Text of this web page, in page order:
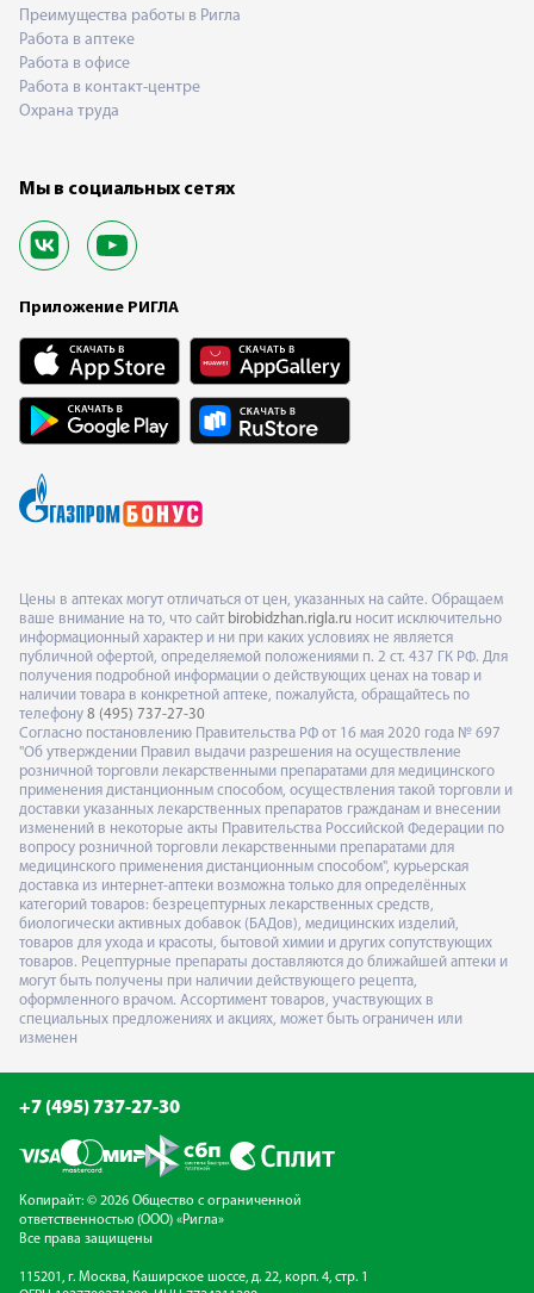
Преимущества работы в Ригла
Работа в аптеке
Работа в офисе
Работа в контакт-центре
Охрана труда
Мы в социальных сетях
Приложение РИГЛА
Цены в аптеках могут отличаться от цен, указанных на сайте. Обращаем
ваше внимание на то, что сайт birobidzhan.rigla.ru носит исключительно
информационный характер и ни при каких условиях не является
публичной офертой, определяемой положениями п. 2 ст. 437 ГК РФ. Для
получения подробной информации о действующих ценах на товар и
наличии товара в конкретной аптеке, пожалуйста, обращайтесь по
телефону 8 (495) 737-27-30
Согласно постановлению Правительства РФ от 16 мая 2020 года № 697
"Об утверждении Правил выдачи разрешения на осуществление
розничной торговли лекарственными препаратами для медицинского
применения дистанционным способом, осуществления такой торговли и
доставки указанных лекарственных препаратов гражданам и внесении
изменений в некоторые акты Правительства Российской Федерации по
вопросу розничной торговли лекарственными препаратами для
медицинского применения дистанционным способом", курьерская
доставка из интернет-аптеки возможна только для определённых
категорий товаров: безрецептурных лекарственных средств,
биологически активных добавок (БАДов), медицинских изделий,
товаров для ухода и красоты, бытовой химии и других сопутствующих
товаров. Рецептурные препараты доставляются до ближайшей аптеки и
могут быть получены при наличии действующего рецепта,
оформленного врачом. Ассортимент товаров, участвующих в
специальных предложениях и акциях, может быть ограничен или
изменен
+7 (495) 737-27-30
Копирайт: © 2026 Общество с ограниченной
ответственностью (ООО) «Ригла»
Все права защищены
115201, г. Москва, Каширское шоссе, д. 22, корп. 4, стр. 1